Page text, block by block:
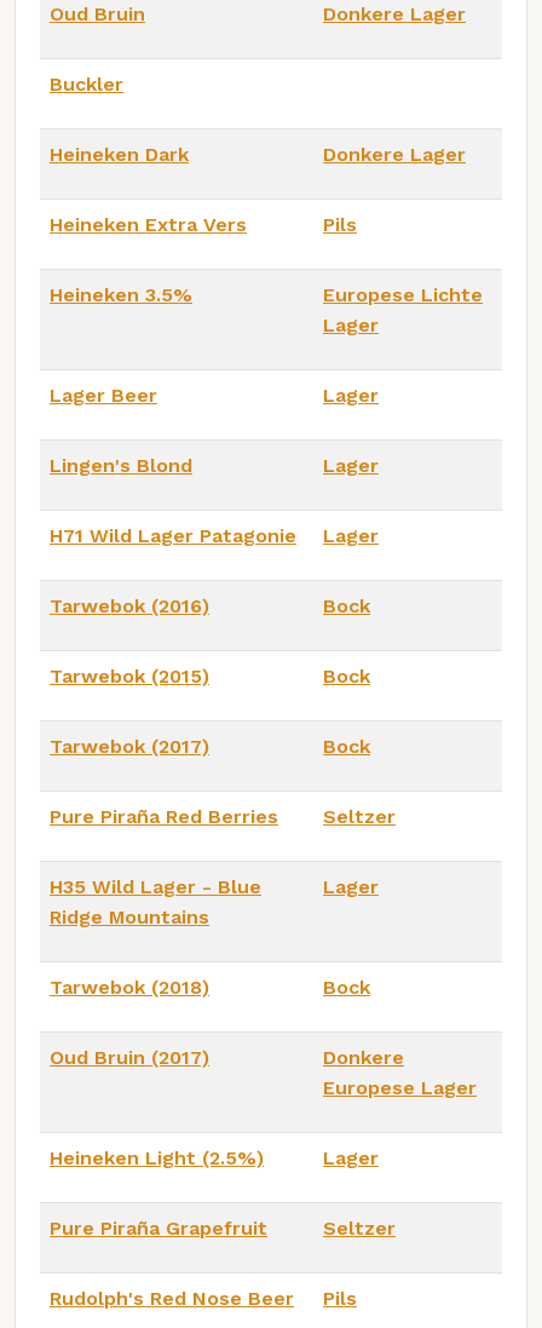
Oud Bruin Donkere Lager
Buckler
Heineken Dark Donkere Lager
Heineken Extra Vers Pils
Heineken 3.5%
Europese Lichte
Lager
Lager Beer Lager
Lingen's Blond Lager
H71 Wild Lager Patagonie Lager
Tarwebok (2016) Bock
Tarwebok (2015) Bock
Tarwebok (2017) Bock
Pure Piraña Red Berries Seltzer
H35 Wild Lager - Blue
Ridge Mountains
Lager
Tarwebok (2018) Bock
Oud Bruin (2017)
Donkere
Europese Lager
Heineken Light (2.5%) Lager
Pure Piraña Grapefruit Seltzer
Rudolph's Red Nose Beer Pils